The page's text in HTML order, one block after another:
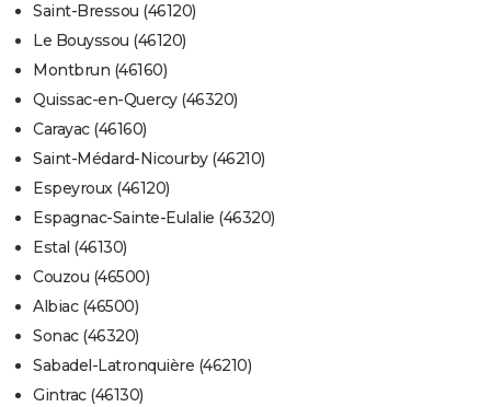
Saint-Bressou (46120)
Le Bouyssou (46120)
Montbrun (46160)
Quissac-en-Quercy (46320)
Carayac (46160)
Saint-Médard-Nicourby (46210)
Espeyroux (46120)
Espagnac-Sainte-Eulalie (46320)
Estal (46130)
Couzou (46500)
Albiac (46500)
Sonac (46320)
Sabadel-Latronquière (46210)
Gintrac (46130)